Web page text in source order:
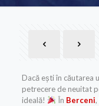
Dacă ești în căutarea
petrecere de neuitat
ideală!
În Berceni,